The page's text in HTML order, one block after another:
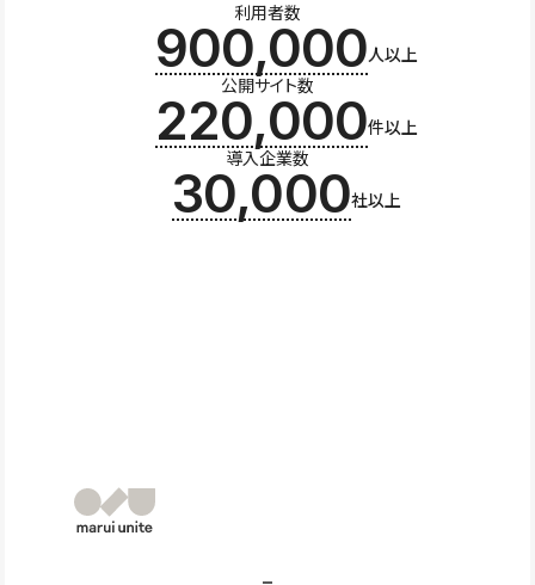
利用者数
900,000人以上
公開サイト数
220,000件以上
導入企業数
30,000社以上